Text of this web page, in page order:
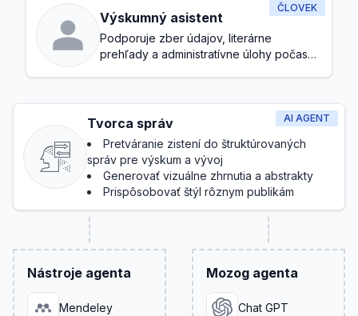
ČLOVEK
Výskumný asistent
Podporuje zber údajov, literárne
prehľady a administratívne úlohy počas
AI AGENT
Tvorca správ
Pretváranie zistení do štruktúrovaných
správ pre výskum a vývoj
Generovať vizuálne zhrnutia a abstrakty
Prispôsobovať štýl rôznym publikám
Nástroje agenta
Mendeley
Mozog agenta
Chat GPT